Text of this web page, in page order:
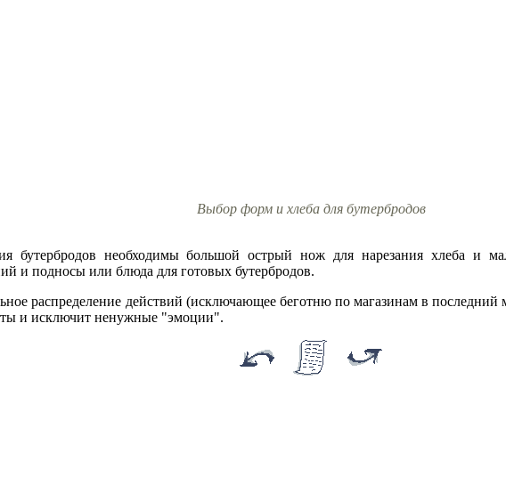
Выбор форм и хлеба для бутербродов
бутербродов необходимы большой острый нож для нарезания хлеба и
и подносы или блюда для готовых бутербродов.
распределение действий (исключающее беготню по магазинам в
и исключит ненужные "эмоции".